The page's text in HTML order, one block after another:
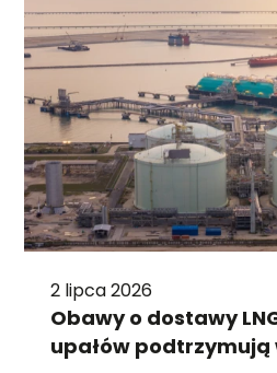
2 lipca 2026
Obawy o dostawy
upałów podtrzymują